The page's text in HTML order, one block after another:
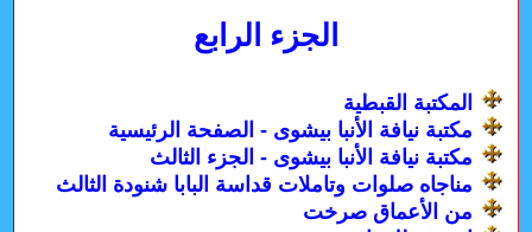
الجزء الرابع
المكتبة القبطية
مكتبة نيافة الأنبا بيشوى - الصفحة الرئيسية
مكتبة نيافة الأنبا بيشوى - الجزء الثالث
مناجاه صلوات وتاملات قداسة البابا شنودة الثالث
من الأعماق صرخت